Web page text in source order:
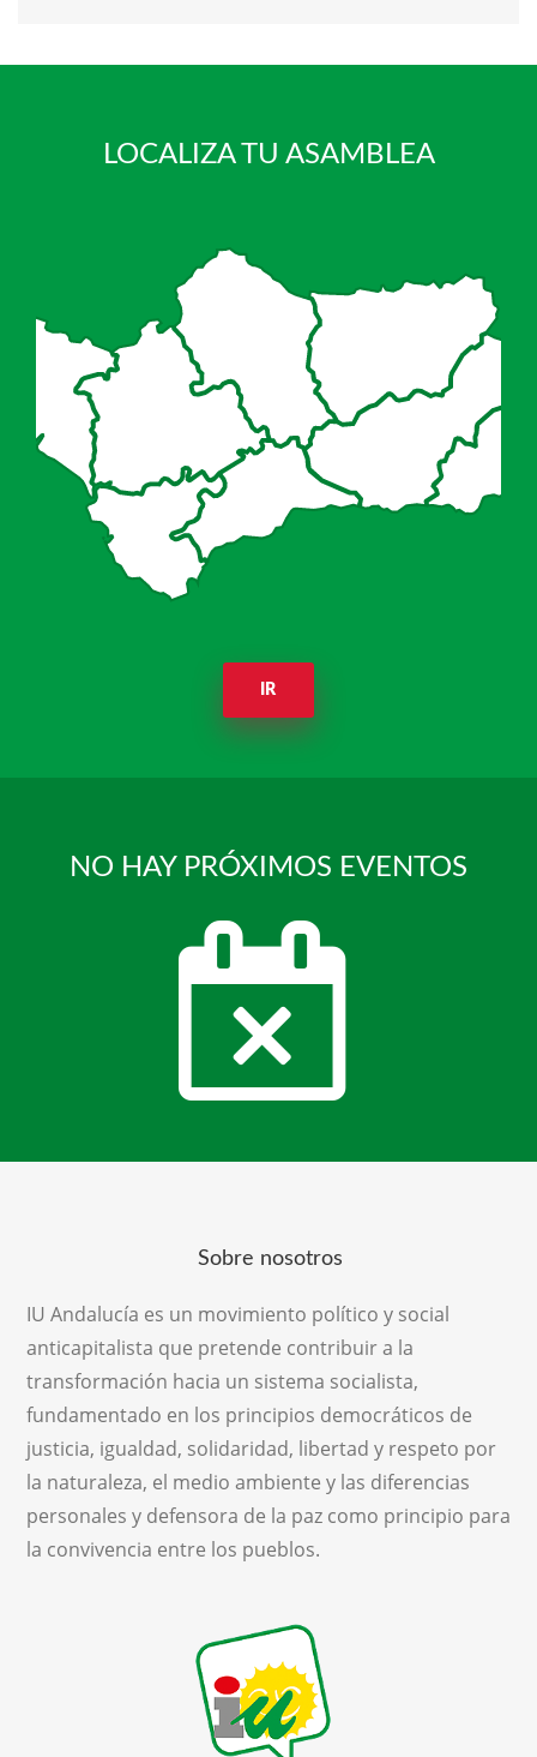
LOCALIZA TU ASAMBLEA
IR
NO HAY PRÓXIMOS EVENTOS
Sobre nosotros
IU Andalucía es un movimiento político y social
anticapitalista que pretende contribuir a la
transformación hacia un sistema socialista,
fundamentado en los principios democráticos de
justicia, igualdad, solidaridad, libertad y respeto por
la naturaleza, el medio ambiente y las diferencias
personales y defensora de la paz como principio para
la convivencia entre los pueblos.